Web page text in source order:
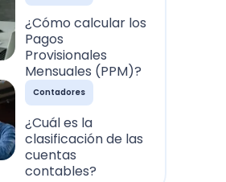
¿Cómo calcular los
Pagos
Provisionales
Mensuales (PPM)?
Contadores
¿Cuál es la
clasificación de las
cuentas
contables?